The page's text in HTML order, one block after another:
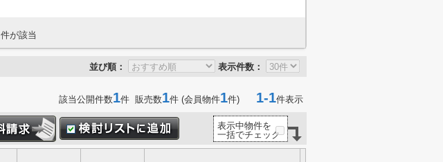
件が該当
並び順： 表示件数：
該当公開件数1件 販売数1件 (会員物件1件) 1-1件表示
表示中物件を
一括でチェック